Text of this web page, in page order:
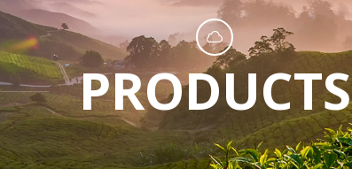
PRODUCTS